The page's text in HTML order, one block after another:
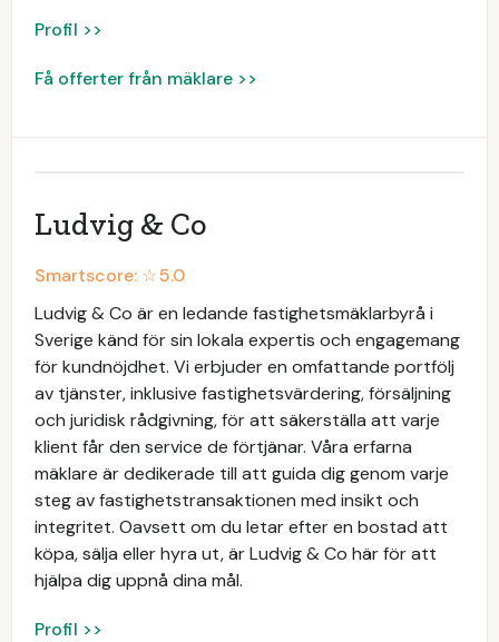
Profil >>
Få offerter från mäklare >>
Ludvig & Co
Smartscore: ☆5.0
Ludvig & Co är en ledande fastighetsmäklarbyrå i
Sverige känd för sin lokala expertis och engagemang
för kundnöjdhet. Vi erbjuder en omfattande portfölj
av tjänster, inklusive fastighetsvärdering, försäljning
och juridisk rådgivning, för att säkerställa att varje
klient får den service de förtjänar. Våra erfarna
mäklare är dedikerade till att guida dig genom varje
steg av fastighetstransaktionen med insikt och
integritet. Oavsett om du letar efter en bostad att
köpa, sälja eller hyra ut, är Ludvig & Co här för att
hjälpa dig uppnå dina mål.
Profil >>